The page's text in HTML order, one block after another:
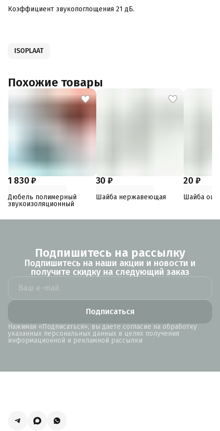
Коэффициент звукопоглощения 21 дБ.
ISOPLAAT
Похожие товары
1 830 ₽
Дюбель полимерный
звукоизоляционный
30 ₽
Шайба нержавеющая
20 ₽
Шайба
Подпишитесь на рассылку
Подпишитесь на наши акции и новости и
получите скидку на следующий заказ
Подписаться
Нажимая «Подписаться», вы даете согласие на обработку
указанных персональных данных в целях получения
информационной и рекламной рассылки